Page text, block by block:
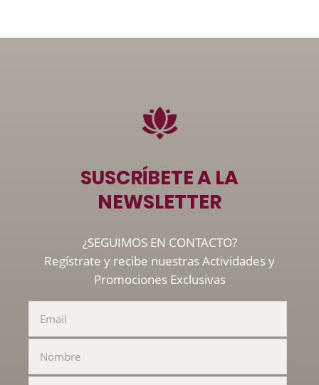
SUSCRÍBETE A LA
NEWSLETTER
¿SEGUIMOS EN CONTACTO?
Regístrate y recibe nuestras Actividades y
Promociones Exclusivas